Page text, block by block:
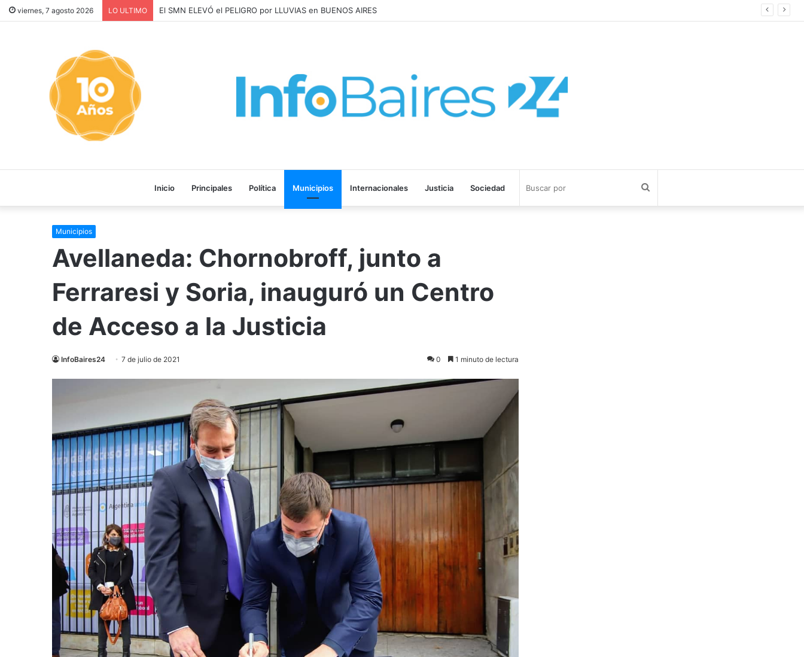
viernes, 7 agosto 2026 LO ULTIMO El SMN ELEVÓ el PELIGRO por LLUVIAS en BUENOS AIRES
Inicio Principales Política Municipios Internacionales Justicia Sociedad
Municipios
Avellaneda: Chornobroff, junto a
Ferraresi y Soria, inauguró un Centro
de Acceso a la Justicia
InfoBaires24 7 de julio de 2021 0 1 minuto de lectura